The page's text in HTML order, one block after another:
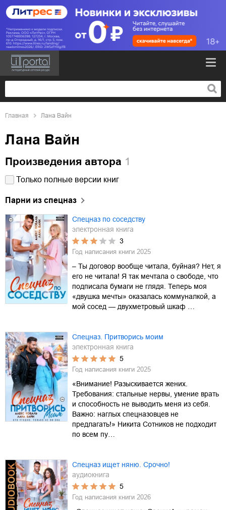
Главная Лана Вайн
Лана Вайн
Произведения автора 1
Только полные версии книг
Парни из спецназ
Спецназ по соседству
электронная книга
3
Год написания книги 2025
– Ты договор вообще читала, буйная? Нет, я
его не читала! Я так мечтала о свободе, что
подписала бумаги не глядя. Теперь моя
«двушка мечты» оказалась коммуналкой, а
мой сосед — двухметровый шкаф …
Спецназ. Притворись моим
электронная книга
5
Год написания книги 2025
«Внимание! Разыскивается жених.
Требования: стальные нервы, умение врать
и способность не выводить меня из себя.
Важно: наглых спецназовцев не
предлагать!» Никита Сотников не подходит
по всем пу…
Спецназ ищет няню. Срочно!
аудиокнига
5
Год написания книги 2026